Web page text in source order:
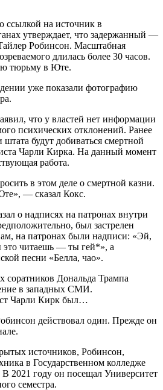
ссылкой на источник в
утверждает, что задержанный —
Робинсон. Масштабная
длилась более 30 часов.
тюрьму в Юте.
уже показали фотографию
что у властей нет информации
психических отклонений. Ранее
будут добиваться смертной
Чарли Кирка. На данный момент
работа.
в этом деле о смертной казни.
— сказал Кокс.
о надписях на патронах внутри
был застрелен
на патронах были надписи: «Эй,
читаешь — ты гей*», а
песни «Белла, чао».
соратников Дональда Трампа
в западных СМИ.
Чарли Кирк был…
действовал один. Прежде он
источников, Робинсон,
в Государственном колледже
2021 году он посещал Университет
семестра.